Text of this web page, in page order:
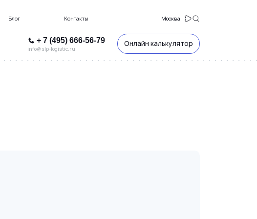
Блог Контакты Москва
+ 7 (495) 666-56-79
info@slp-logistic.ru
Онлайн калькулятор